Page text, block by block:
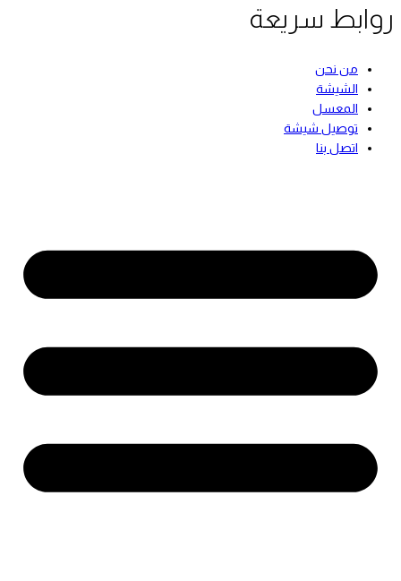
روابط سريعة
من نحن
الشيشة
المعسل
توصيل شيشة
اتصل بنا